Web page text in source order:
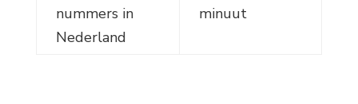
nummers in
Nederland
minuut